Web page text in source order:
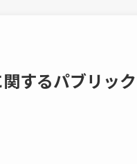
関するパブリッ